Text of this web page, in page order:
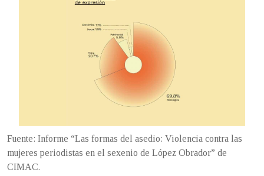
Fuente: Informe “Las formas del asedio: Violencia contra las
mujeres periodistas en el sexenio de López Obrador” de
CIMAC.